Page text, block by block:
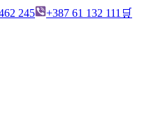
245 +387 61 132 111 🛒